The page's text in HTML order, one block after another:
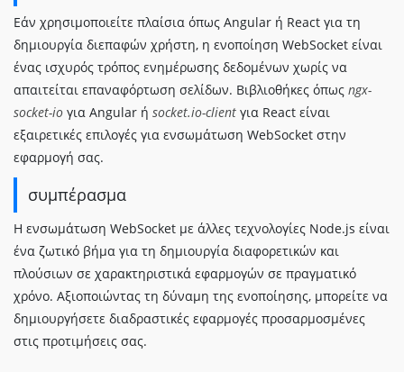
Εάν χρησιμοποιείτε πλαίσια όπως Angular ή React για τη
δημιουργία διεπαφών χρήστη, η ενοποίηση WebSocket είναι
ένας ισχυρός τρόπος ενημέρωσης δεδομένων χωρίς να
απαιτείται επαναφόρτωση σελίδων. Βιβλιοθήκες όπως ngx-
socket-io για Angular ή socket.io-client για React είναι
εξαιρετικές επιλογές για ενσωμάτωση WebSocket στην
εφαρμογή σας.
συμπέρασμα
Η ενσωμάτωση WebSocket με άλλες τεχνολογίες Node.js είναι
ένα ζωτικό βήμα για τη δημιουργία διαφορετικών και
πλούσιων σε χαρακτηριστικά εφαρμογών σε πραγματικό
χρόνο. Αξιοποιώντας τη δύναμη της ενοποίησης, μπορείτε να
δημιουργήσετε διαδραστικές εφαρμογές προσαρμοσμένες
στις προτιμήσεις σας.